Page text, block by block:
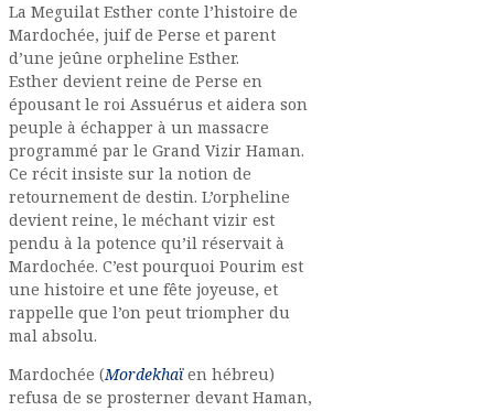
La Meguilat Esther conte l’histoire de
Mardochée, juif de Perse et parent
d’une jeûne orpheline Esther.
Esther devient reine de Perse en
épousant le roi Assuérus et aidera son
peuple à échapper à un massacre
programmé par le Grand Vizir Haman.
Ce récit insiste sur la notion de
retournement de destin. L’orpheline
devient reine, le méchant vizir est
pendu à la potence qu’il réservait à
Mardochée. C’est pourquoi Pourim est
une histoire et une fête joyeuse, et
rappelle que l’on peut triompher du
mal absolu.
Mardochée (Mordekhaïen hébreu)
refusa de se prosterner devant Haman,